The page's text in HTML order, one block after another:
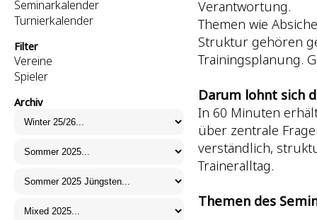
Seminarkalender
Turnierkalender
Filter
Vereine
Spieler
Archiv
Verantwortung.
Themen wie
Struktur gehören
Trainingsplanung.
Darum lohnt sich
In 60 Minuten
über zentrale
verständlich,
Traineralltag.
Themen des